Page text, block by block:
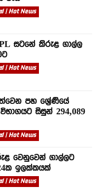
| Hot News
සටනේ කිරුළ ගාල්ල
| Hot News
පහ ශ්‍රේණියේ
සිසුන් 294,089
| Hot News
වෙනුවෙන් ගාල්ලට
ඉලක්කයක්
| Hot News